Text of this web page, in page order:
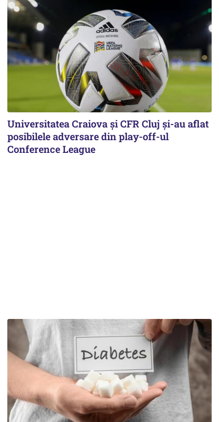
Universitatea Craiova și CFR Cluj și-au aflat
posibilele adversare din play-off-ul
Conference League